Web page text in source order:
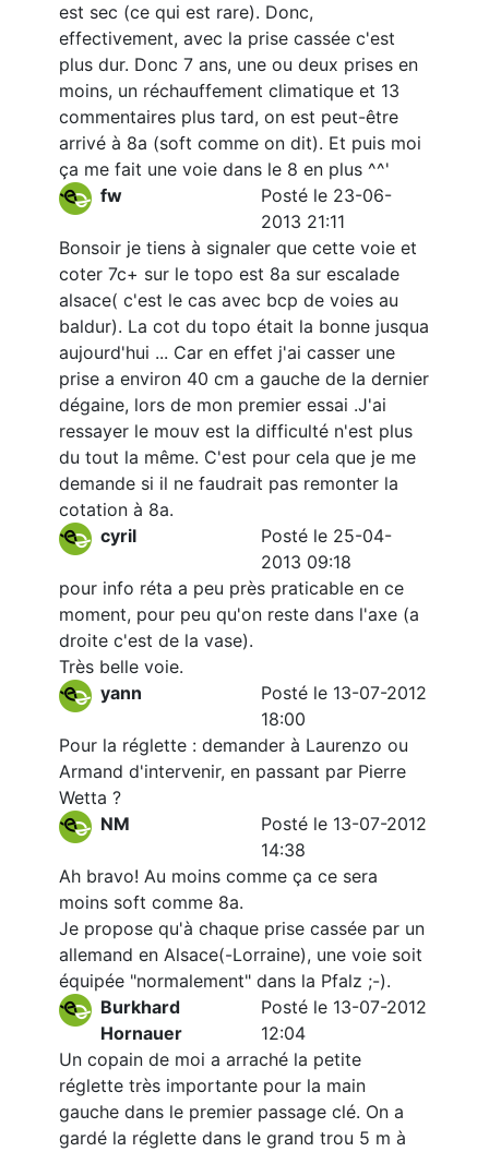
est sec (ce qui est rare). Donc,
effectivement, avec la prise cassée c'est
plus dur. Donc 7 ans, une ou deux prises en
moins, un réchauffement climatique et 13
commentaires plus tard, on est peut-être
arrivé à 8a (soft comme on dit). Et puis moi
ça me fait une voie dans le 8 en plus ^^'
fw
Posté le 23-06-
2013 21:11
Bonsoir je tiens à signaler que cette voie et
coter 7c+ sur le topo est 8a sur escalade
alsace( c'est le cas avec bcp de voies au
baldur). La cot du topo était la bonne jusqua
aujourd'hui ... Car en effet j'ai casser une
prise a environ 40 cm a gauche de la dernier
dégaine, lors de mon premier essai .J'ai
ressayer le mouv est la difficulté n'est plus
du tout la même. C'est pour cela que je me
demande si il ne faudrait pas remonter la
cotation à 8a.
cyril
Posté le 25-04-
2013 09:18
pour info réta a peu près praticable en ce
moment, pour peu qu'on reste dans l'axe (a
droite c'est de la vase).
Très belle voie.
yann
Posté le 13-07-2012
18:00
Pour la réglette : demander à Laurenzo ou
Armand d'intervenir, en passant par Pierre
Wetta ?
NM
Posté le 13-07-2012
14:38
Ah bravo! Au moins comme ça ce sera
moins soft comme 8a.
Je propose qu'à chaque prise cassée par un
allemand en Alsace(-Lorraine), une voie soit
équipée "normalement" dans la Pfalz ;-).
Burkhard
Hornauer
Posté le 13-07-2012
12:04
Un copain de moi a arraché la petite
réglette très importante pour la main
gauche dans le premier passage clé. On a
gardé la réglette dans le grand trou 5 m à